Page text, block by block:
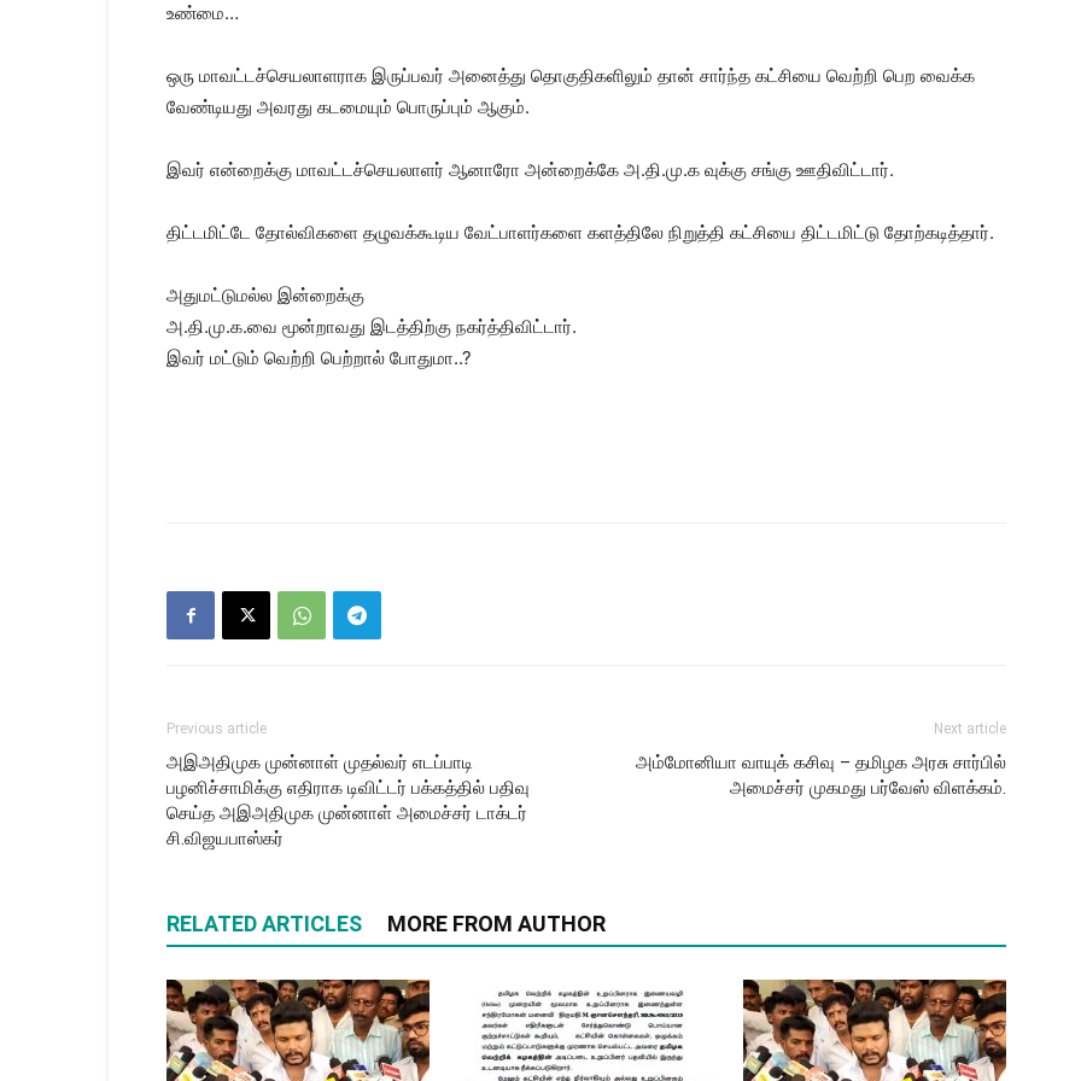
உண்மை…
ஒரு மாவட்டச்செயலாளராக இருப்பவர் அனைத்து தொகுதிகளிலும் தான் சார்ந்த கட்சியை வெற்றி பெற வைக்க
வேண்டியது அவரது கடமையும் பொருப்பும் ஆகும்.
இவர் என்றைக்கு மாவட்டச்செயலாளர் ஆனாரோ அன்றைக்கே அ.தி.மு.க வுக்கு சங்கு ஊதிவிட்டார்.
திட்டமிட்டே தோல்விகளை தழுவக்கூடிய வேட்பாளர்களை களத்திலே நிறுத்தி கட்சியை திட்டமிட்டு தோற்கடித்தார்.
அதுமட்டுமல்ல இன்றைக்கு
அ.தி.மு.க.வை மூன்றாவது இடத்திற்கு நகர்த்திவிட்டார்.
இவர் மட்டும் வெற்றி பெற்றால் போதுமா..?
Previous article
அஇஅதிமுக முன்னாள் முதல்வர் எடப்பாடி
பழனிச்சாமிக்கு எதிராக டிவிட்டர் பக்கத்தில் பதிவு
செய்த அஇஅதிமுக முன்னாள் அமைச்சர் டாக்டர்
சி.விஜயபாஸ்கர்
Next article
அம்மோனியா வாயுக் கசிவு – தமிழக அரசு சார்பில்
அமைச்சர் முகமது பர்வேஸ் விளக்கம்.
RELATED ARTICLES MORE FROM AUTHOR